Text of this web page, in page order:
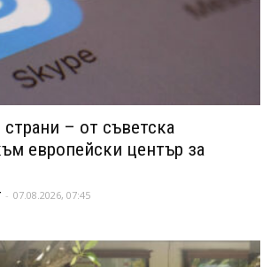
– от съветска
европейски център за
- 07.08.2026, 07:45